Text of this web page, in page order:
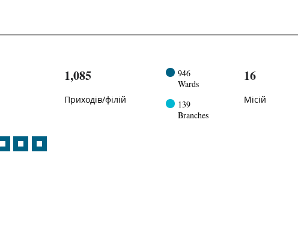
1,085
Приходів/філій
946
Wards
139
Branches
16
Місій